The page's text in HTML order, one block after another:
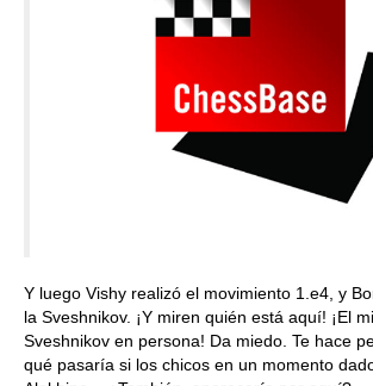
Y luego Vishy realizó el movimiento 1.e4, y
la Sveshnikov. ¡Y miren quién está aquí! ¡El
Sveshnikov en persona! Da miedo. Te hace
qué pasaría si los chicos en un momento